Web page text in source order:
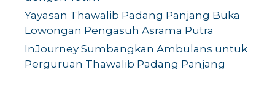
Yayasan Thawalib Padang Panjang Buka
Lowongan Pengasuh Asrama Putra
InJourney Sumbangkan Ambulans untuk
Perguruan Thawalib Padang Panjang